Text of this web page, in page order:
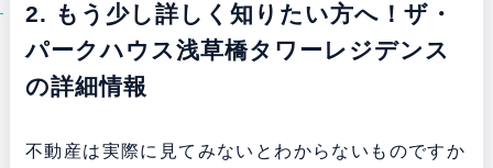
2. もう少し詳しく知りたい方へ！ザ・
パークハウス浅草橋タワーレジデンス
の詳細情報
不動産は実際に見てみないとわからないものですか